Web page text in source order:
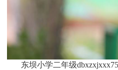
东坝小学二年级